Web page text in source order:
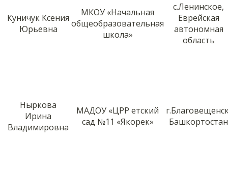
Куничук Ксения
Юрьевна
МКОУ «Начальная
общеобразовательная
школа»
с.Ленинское,
Еврейская
автономная
область
Ныркова
Ирина
Владимировна
МАДОУ «ЦРР етский
сад №11 «Якорек»
Башкортостан